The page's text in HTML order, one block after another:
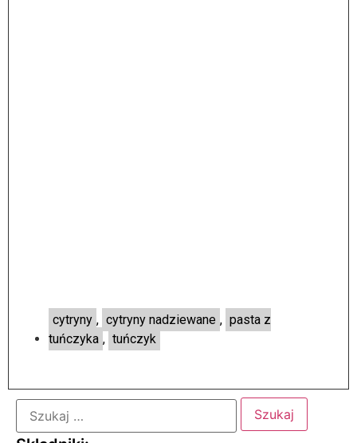
cytryny , cytryny nadziewane , pasta z
tuńczyka , tuńczyk